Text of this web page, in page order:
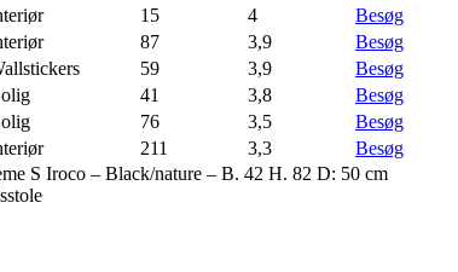
15 4
Besøg
87 3,9
Besøg
59 3,9
Besøg
41 3,8
Besøg
76 3,5
Besøg
211 3,3
Besøg
S Iroco – Black/nature – B. 42 H. 82 D: 50 cm